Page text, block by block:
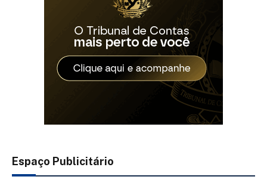
Espaço Publicitário